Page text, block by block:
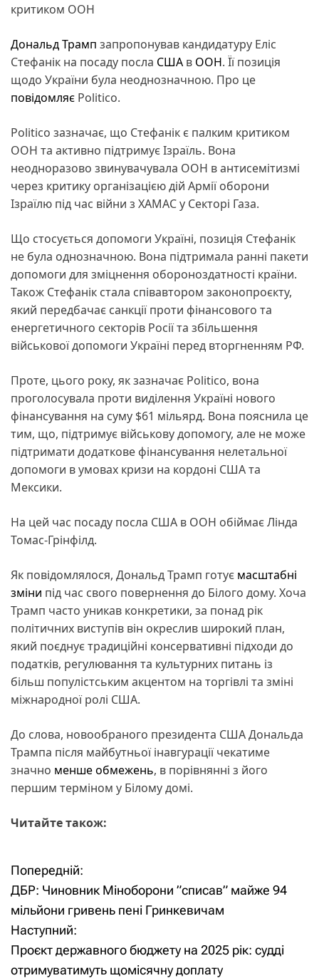
критиком ООН
Дональд Трамп запропонував кандидатуру Еліс
Стефанік на посаду посла США в ООН. Її позиція
щодо України була неоднозначною. Про це
повідомляє Politico.
Politico зазначає, що Стефанік є палким критиком
ООН та активно підтримує Ізраїль. Вона
неодноразово звинувачувала ООН в антисемітизмі
через критику організацією дій Армії оборони
Ізраїлю під час війни з ХАМАС у Секторі Газа.
Що стосується допомоги Україні, позиція Стефанік
не була однозначною. Вона підтримала ранні пакети
допомоги для зміцнення обороноздатності країни.
Також Стефанік стала співавтором законопроєкту,
який передбачає санкції проти фінансового та
енергетичного секторів Росії та збільшення
військової допомоги Україні перед вторгненням РФ.
Проте, цього року, як зазначає Politico, вона
проголосувала проти виділення Україні нового
фінансування на суму $61 мільярд. Вона пояснила це
тим, що, підтримує військову допомогу, але не може
підтримати додаткове фінансування нелетальної
допомоги в умовах кризи на кордоні США та
Мексики.
На цей час посаду посла США в ООН обіймає Лінда
Томас-Грінфілд.
Як повідомлялося, Дональд Трамп готує масштабні
зміни під час свого повернення до Білого дому. Хоча
Трамп часто уникав конкретики, за понад рік
політичних виступів він окреслив широкий план,
який поєднує традиційні консервативні підходи до
податків, регулювання та культурних питань із
більш популістським акцентом на торгівлі та зміні
міжнародної ролі США.
До слова, новообраного президента США Дональда
Трампа після майбутньої інавгурації чекатиме
значно менше обмежень, в порівнянні з його
першим терміном у Білому домі.
Читайте також:
Н
а
в
і
Попередній:
ДБР: Чиновник Міноборони ”списав” майже 94
мільйони гривень пені Гринкевичам
Наступний:
Проєкт державного бюджету на 2025 рік: судді
отримуватимуть щомісячну доплату